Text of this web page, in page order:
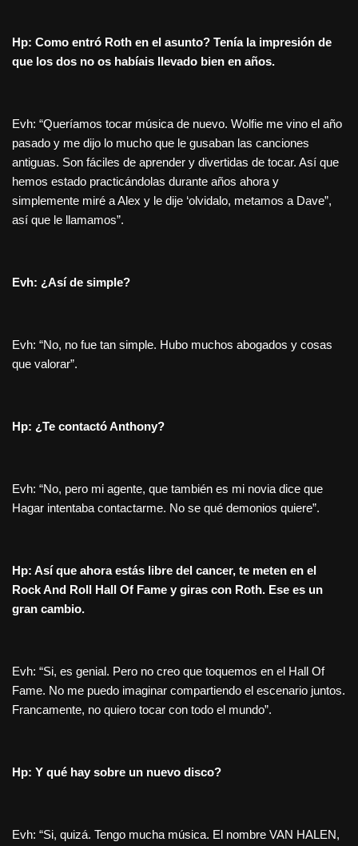
Hp: Como entró Roth en el asunto? Tenía la impresión de
que los dos no os habíais llevado bien en años.
Evh: “Queríamos tocar música de nuevo. Wolfie me vino el año
pasado y me dijo lo mucho que le gusaban las canciones
antiguas. Son fáciles de aprender y divertidas de tocar. Así que
hemos estado practicándolas durante años ahora y
simplemente miré a Alex y le dije ‘olvidalo, metamos a Dave”,
así que le llamamos”.
Evh: ¿Así de simple?
Evh: “No, no fue tan simple. Hubo muchos abogados y cosas
que valorar”.
Hp: ¿Te contactó Anthony?
Evh: “No, pero mi agente, que también es mi novia dice que
Hagar intentaba contactarme. No se qué demonios quiere”.
Hp: Así que ahora estás libre del cancer, te meten en el
Rock And Roll Hall Of Fame y giras con Roth. Ese es un
gran cambio.
Evh: “Si, es genial. Pero no creo que toquemos en el Hall Of
Fame. No me puedo imaginar compartiendo el escenario juntos.
Francamente, no quiero tocar con todo el mundo”.
Hp: Y qué hay sobre un nuevo disco?
Evh: “Si, quizá. Tengo mucha música. El nombre VAN HALEN,